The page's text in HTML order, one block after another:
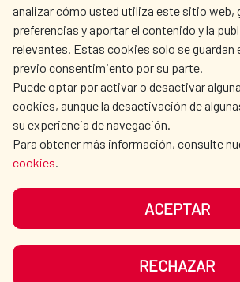
analizar cómo usted utiliza este sitio web,
preferencias y aportar el contenido y la
relevantes. Estas cookies solo se guardan
previo consentimiento por su parte.
Puede optar por activar o desactivar
cookies, aunque la desactivación de
su experiencia de navegación.
Para obtener más información, consulte
cookies.
ACEPTAR
RECHAZAR
OUR SOCIAL MEDIA
DATA
SITEMAP